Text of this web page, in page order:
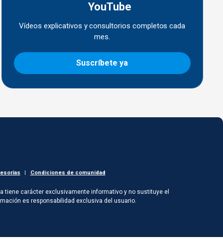
YouTube
Vídeos explicativos y consultorios completos cada
mes.
Suscríbete ya
| Condiciones de comunidad
tiene carácter exclusivamente informativo y no sustituye el
es responsabilidad exclusiva del usuario.